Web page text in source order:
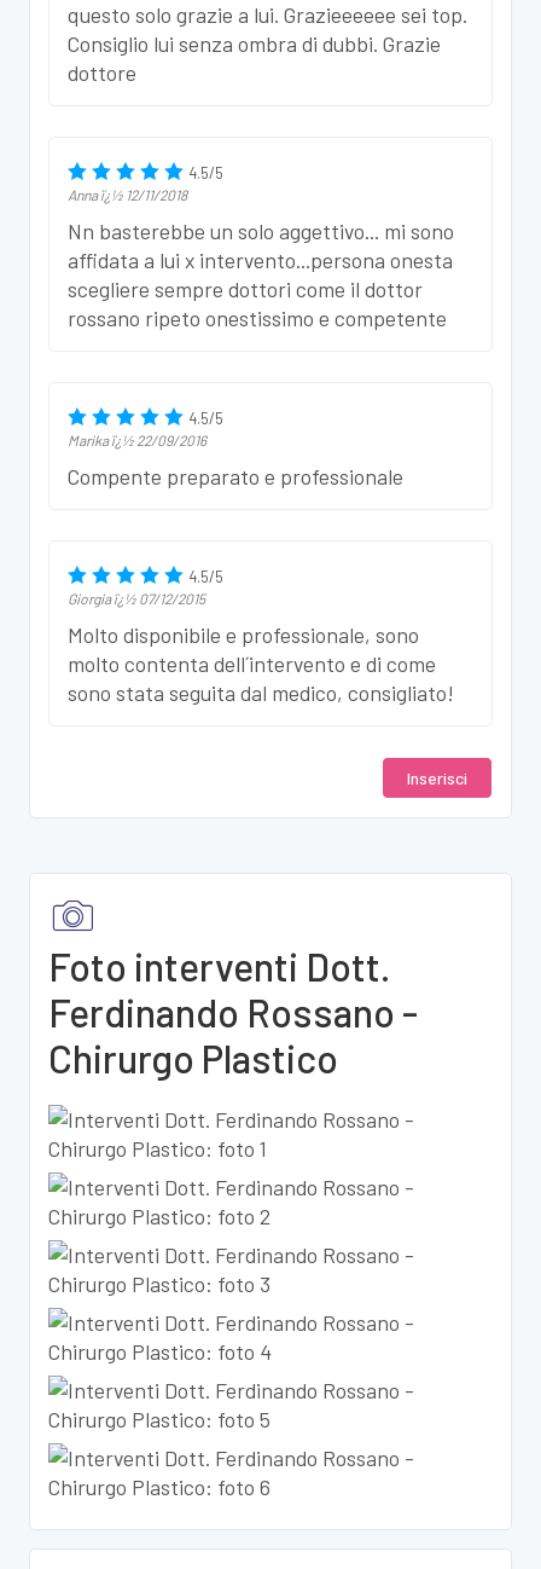
questo solo grazie a lui. Grazieeeeee sei top.
Consiglio lui senza ombra di dubbi. Grazie
dottore
4.5/5
Annaï¿½ 12/11/2018
Nn basterebbe un solo aggettivo... mi sono
affidata a lui x intervento...persona onesta
scegliere sempre dottori come il dottor
rossano ripeto onestissimo e competente
4.5/5
Marikaï¿½ 22/09/2016
Compente preparato e professionale
4.5/5
Giorgiaï¿½ 07/12/2015
Molto disponibile e professionale, sono
molto contenta dell´intervento e di come
sono stata seguita dal medico, consigliato!
Inserisci
Foto interventi Dott.
Ferdinando Rossano -
Chirurgo Plastico